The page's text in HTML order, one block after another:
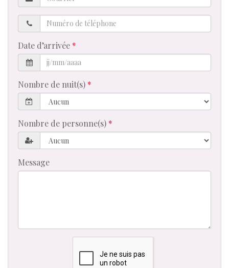
Numéro
de
téléphone
Date d’arrivée
Nombre de nuit(s)
Nombre de personne(s)
Message